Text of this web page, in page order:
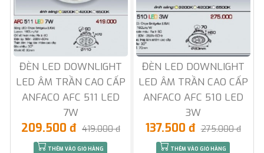
ĐÈN LED DOWNLIGHT
LED ÂM TRẦN CAO CẤP
ANFACO AFC 511 LED
7W
209.500 đ 419.000 đ
THÊM VÀO GIỎ HÀNG
ĐÈN LED DOWNLIGHT
LED ÂM TRẦN CAO CẤP
ANFACO AFC 510 LED
3W
137.500 đ 275.000 đ
THÊM VÀO GIỎ HÀNG